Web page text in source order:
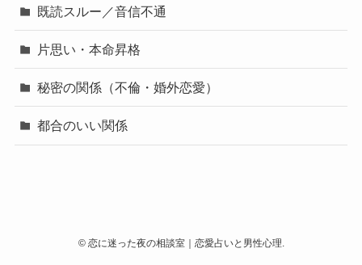
既読スルー／音信不通
片思い・本命昇格
秘密の関係（不倫・婚外恋愛）
都合のいい関係
©恋に迷った夜の相談室｜恋愛占いと男性心理.